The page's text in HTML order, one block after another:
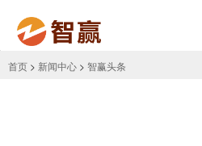
首页 > 新闻中心 > 智赢头条